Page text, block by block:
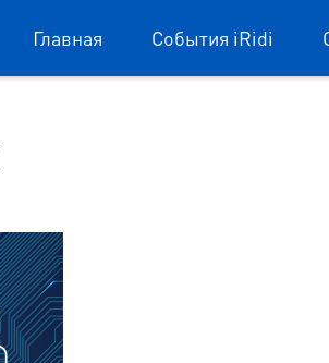
Главная События iRidi